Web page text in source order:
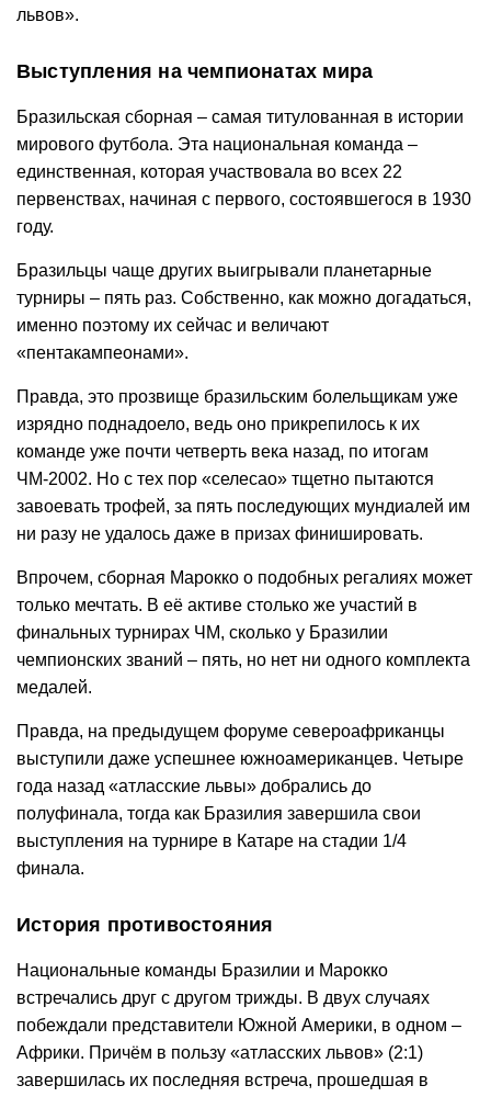
львов».
Выступления на чемпионатах мира
Бразильская сборная – самая титулованная в истории
мирового футбола. Эта национальная команда –
единственная, которая участвовала во всех 22
первенствах, начиная с первого, состоявшегося в 1930
году.
Бразильцы чаще других выигрывали планетарные
турниры – пять раз. Собственно, как можно догадаться,
именно поэтому их сейчас и величают
«пентакампеонами».
Правда, это прозвище бразильским болельщикам уже
изрядно поднадоело, ведь оно прикрепилось к их
команде уже почти четверть века назад, по итогам
ЧМ-2002. Но с тех пор «селесао» тщетно пытаются
завоевать трофей, за пять последующих мундиалей им
ни разу не удалось даже в призах финишировать.
Впрочем, сборная Марокко о подобных регалиях может
только мечтать. В её активе столько же участий в
финальных турнирах ЧМ, сколько у Бразилии
чемпионских званий – пять, но нет ни одного комплекта
медалей.
Правда, на предыдущем форуме североафриканцы
выступили даже успешнее южноамериканцев. Четыре
года назад «атласские львы» добрались до
полуфинала, тогда как Бразилия завершила свои
выступления на турнире в Катаре на стадии 1/4
финала.
История противостояния
Национальные команды Бразилии и Марокко
встречались друг с другом трижды. В двух случаях
побеждали представители Южной Америки, в одном –
Африки. Причём в пользу «атласских львов» (2:1)
завершилась их последняя встреча, прошедшая в